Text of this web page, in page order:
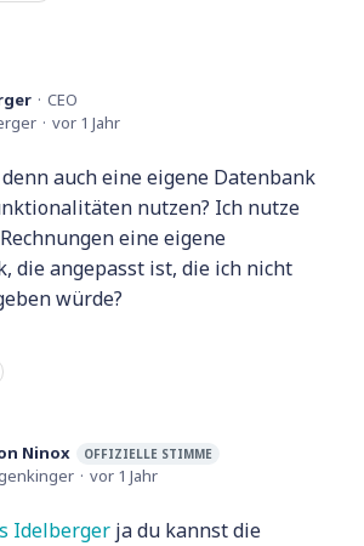
CEO
vor 1 Jahr
auch eine eigene Datenbank
nutzen? Ich nutze
eine eigene
die angepasst ist, die ich nicht
würde?
Ninox OFFIZIELLE STIMME
vor 1 Jahr
Idelberger ja du kannst die